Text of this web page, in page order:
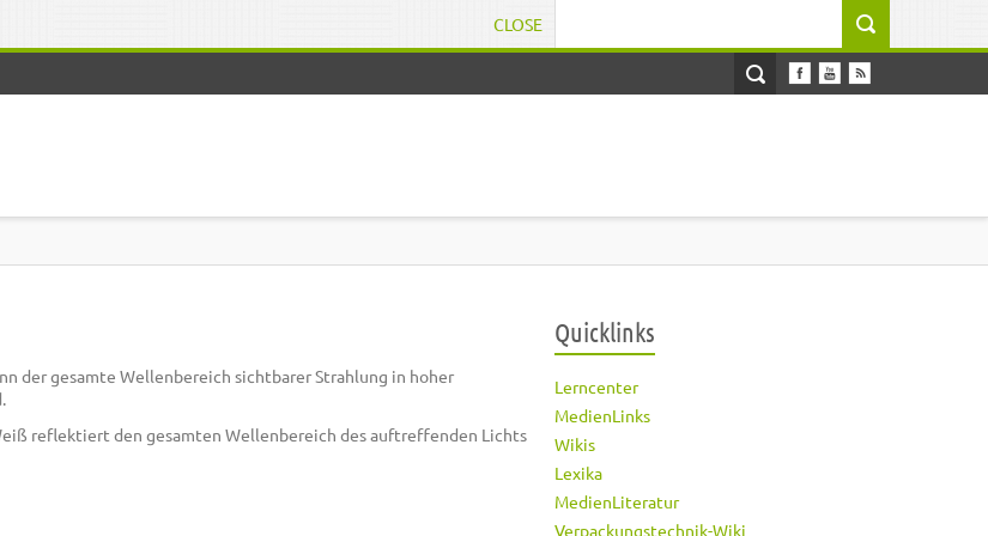
CLOSE
der gesamte Wellenbereich sichtbarer Strahlung in hoher
reflektiert den gesamten Wellenbereich des auftreffenden Lichts
Quicklinks
Lerncenter
MedienLinks
Wikis
Lexika
MedienLiteratur
Verpackungstechnik-Wiki